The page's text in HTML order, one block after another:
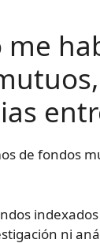
me
de fondos
ni